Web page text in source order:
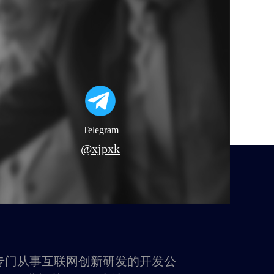
Telegram
@xjpxk
从事互联网创新研发的开发公